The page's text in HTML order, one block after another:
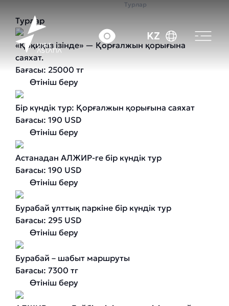
KZ
Турлар
Турлар
«Қоқиқаз ізінде» — Қорғалжын қорығына
саяхат.
Бағасы: 25000 тг
Өтініш беру
Бір күндік тур: Қорғалжын қорығына саяхат
Бағасы: 190 USD
Өтініш беру
Астанадан АЛЖИР-ге бір күндік тур
Бағасы: 190 USD
Өтініш беру
Бурабай ұлттық паркіне бір күндік тур
Бағасы: 295 USD
Өтініш беру
Бурабай – шабыт маршруты
Бағасы: 7300 тг
Өтініш беру